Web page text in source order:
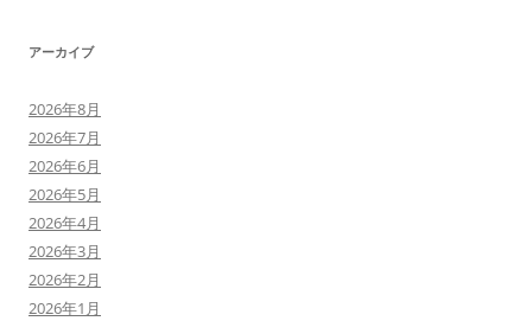
アーカイブ
2026年8月
2026年7月
2026年6月
2026年5月
2026年4月
2026年3月
2026年2月
2026年1月